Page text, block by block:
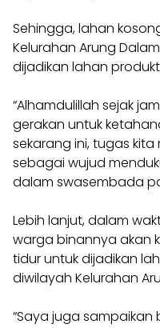
Sehingga, lahan
Kelurahan Arung
dijadikan lahan
“Alhamdulillah sejak
gerakan untuk
sekarang ini, tugas
sebagai wujud
dalam swasembada
Lebih lanjut, dalam
warga binannya akan
tidur untuk dijadikan
diwilayah Kelurahan
“Saya juga